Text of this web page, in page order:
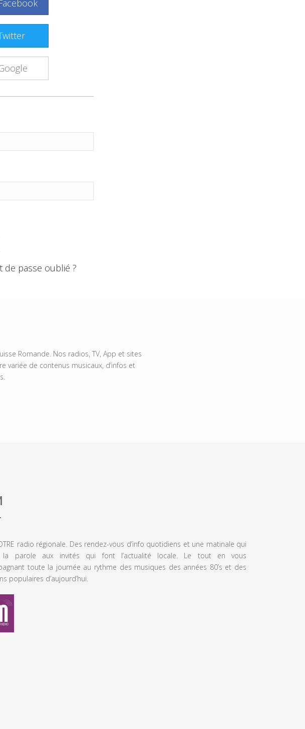
de passe oublié ?
Romande. Nos radios, TV, App et sites
de contenus musicaux, d’infos et
radio régionale. Des rendez-vous d’info quotidiens et une matinale qui
la parole aux invités qui font l’actualité locale. Le tout en vous
toute la journée au rythme des musiques des années 80’s et des
populaires d’aujourd’hui.